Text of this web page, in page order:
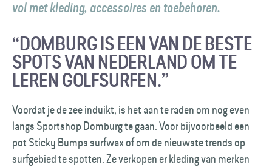
vol met kleding, accessoires en toebehoren.
“DOMBURG IS EEN VAN DE BESTE
SPOTS VAN NEDERLAND OM TE
LEREN GOLFSURFEN.”
Voordat je de zee induikt, is het aan te raden om nog even
langs Sportshop Domburg te gaan. Voor bijvoorbeeld een
pot Sticky Bumps surfwax of om de nieuwste trends op
surfgebied te spotten. Ze verkopen er kleding van merken